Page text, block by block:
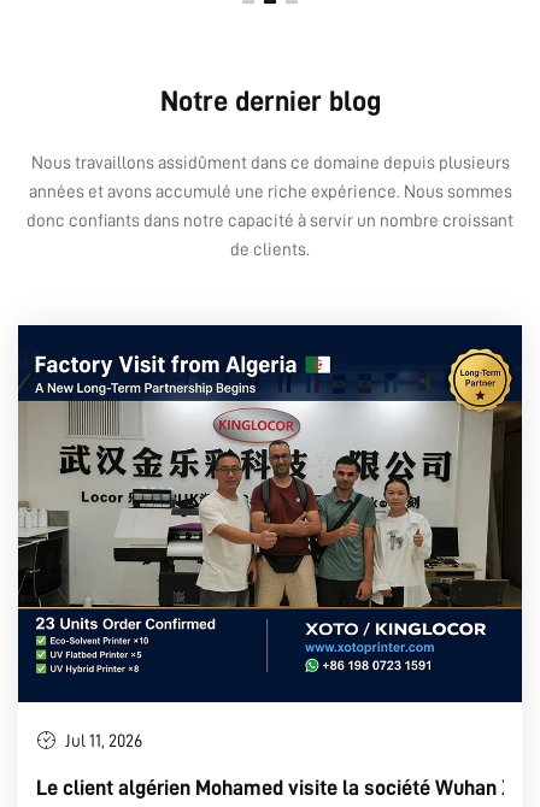
Notre dernier blog
Nous travaillons assidûment dans ce domaine depuis plusieurs
années et avons accumulé une riche expérience. Nous sommes
donc confiants dans notre capacité à servir un nombre croissant
de clients.
Jul 11, 2026
Le client algérien Mohamed visite la société Wuhan